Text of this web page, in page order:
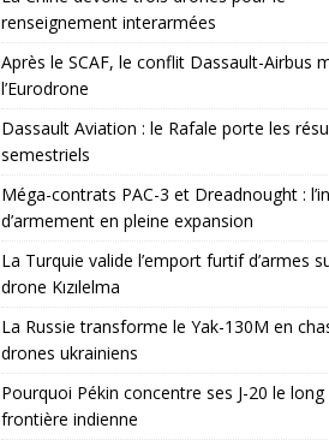
renseignement interarmées
Après le SCAF, le conflit Dassault-Airbus
l’Eurodrone
Dassault Aviation : le Rafale porte les
semestriels
Méga-contrats PAC-3 et Dreadnought :
d’armement en pleine expansion
La Turquie valide l’emport furtif d’armes
drone Kızılelma
La Russie transforme le Yak-130M en
drones ukrainiens
Pourquoi Pékin concentre ses J-20 le long
frontière indienne